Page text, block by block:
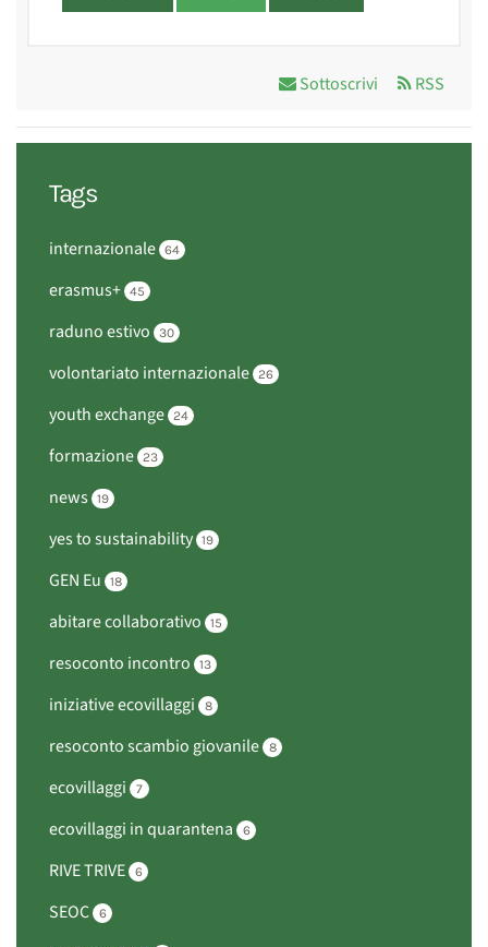
Sottoscrivi RSS
Tags
internazionale 64
erasmus+ 45
raduno estivo 30
volontariato internazionale 26
youth exchange 24
formazione 23
news 19
yes to sustainability 19
GEN Eu 18
abitare collaborativo 15
resoconto incontro 13
iniziative ecovillaggi 8
resoconto scambio giovanile 8
ecovillaggi 7
ecovillaggi in quarantena 6
RIVE TRIVE 6
SEOC 6